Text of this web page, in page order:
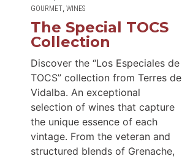
GOURMET, WINES
The Special TOCS
Collection
Discover the “Los Especiales de
TOCS” collection from Terres de
Vidalba. An exceptional
selection of wines that capture
the unique essence of each
vintage. From the veteran and
structured blends of Grenache,